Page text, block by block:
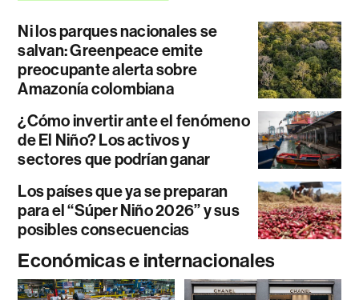
Ni los parques nacionales se
salvan: Greenpeace emite
preocupante alerta sobre
Amazonía colombiana
¿Cómo invertir ante el fenómeno
de El Niño? Los activos y
sectores que podrían ganar
Los países que ya se preparan
para el “Súper Niño 2026” y sus
posibles consecuencias
Económicas e internacionales